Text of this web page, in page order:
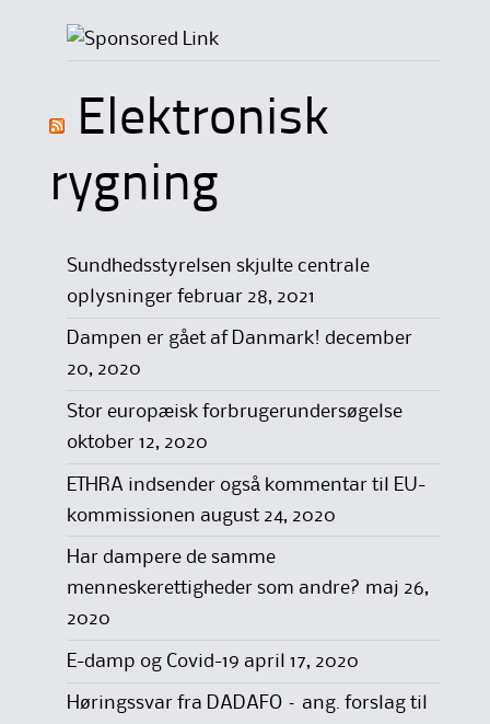
Elektronisk
rygning
Sundhedsstyrelsen skjulte centrale
oplysninger februar 28, 2021
Dampen er gået af Danmark! december
20, 2020
Stor europæisk forbrugerundersøgelse
oktober 12, 2020
ETHRA indsender også kommentar til EU-
kommissionen august 24, 2020
Har dampere de samme
menneskerettigheder som andre? maj 26,
2020
E-damp og Covid-19 april 17, 2020
Høringssvar fra DADAFO – ang. forslag til